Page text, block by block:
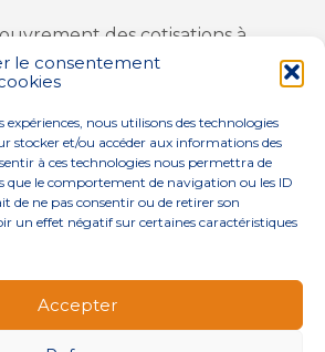
le consentement
nous utilisons des technologies
stocker et/ou accéder aux informations des
à ces technologies nous permettra de
que le comportement de navigation ou les ID
de ne pas consentir ou de retirer son
un effet négatif sur certaines caractéristiques
Accepter
des cotisations à
: annulation de la
de l’air dans les ERP
sur les dernières évolutions
NOUS ?
ACTUALITÉS CONTACT